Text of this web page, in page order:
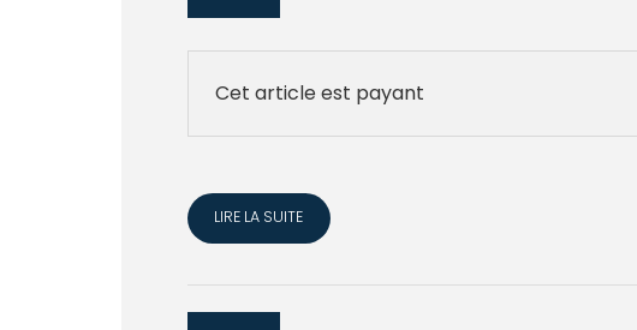
Cet article est payant
LIRE LA SUITE